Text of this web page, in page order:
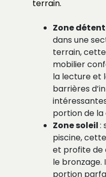
terrain.
Zone
dans une
terrain,
mobilier
la lecture et
barrières
portion de la
Zone soleil:
piscine,
et profite de
le bronzage.
portion